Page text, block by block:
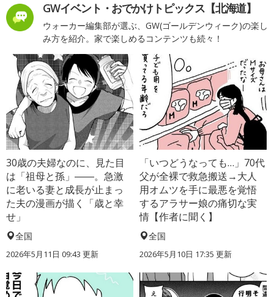
GWイベント・おでかけトピックス【北海道】
ウォーカー編集部が選ぶ、GW(ゴールデンウィーク)の楽し
み方を紹介。家で楽しめるコンテンツも続々！
30歳の夫婦なのに、見た目
は「祖母と孫」――。急激
に老いる妻と成長が止まっ
た夫の漫画が描く「歳と幸
せ」
全国
2026年5月11日 09:43 更新
「いつどうなっても…」70代
父が全裸で救急搬送→大人
用オムツを手に最悪を覚悟
するアラサー娘の痛切な実
情【作者に聞く】
全国
2026年5月10日 17:35 更新